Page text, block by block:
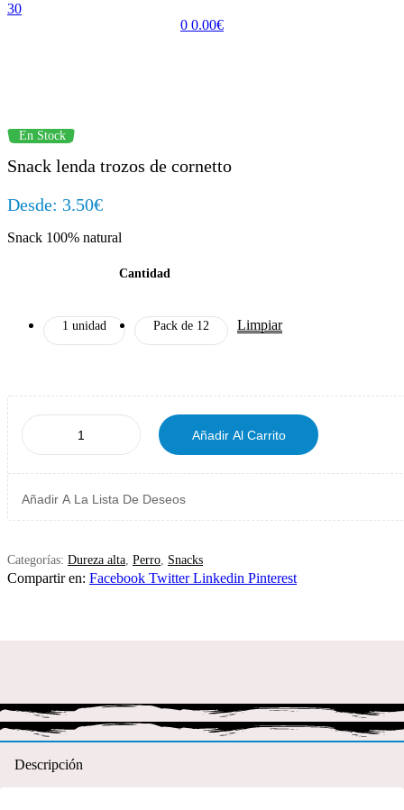
30
0 0.00€
Availability:
En Stock
Snack lenda trozos de cornetto
Desde: 3.50€
Snack 100% natural
Cantidad
1 unidad Pack de 12 Limpiar
Añadir Al Carrito
Añadir A La Lista De Deseos
Categorías: Dureza alta, Perro, Snacks
Compartir en: Facebook Twitter Linkedin Pinterest
Descripción